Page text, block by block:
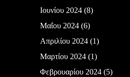
Ιουνίου 2024(8)
Μαΐου 2024(6)
Απριλίου 2024(1)
Μαρτίου 2024(1)
Φεβρουαρίου 2024(5)